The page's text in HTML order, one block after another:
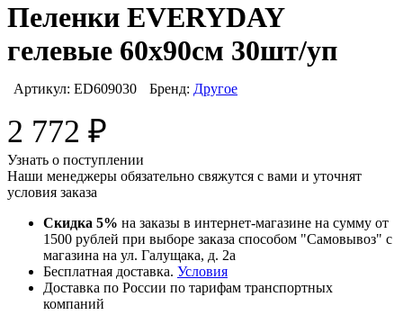
Пеленки EVERYDAY
гелевые 60х90см 30шт/уп
Артикул: ED609030 Бренд: Другое
2 772 ₽
Узнать о поступлении
Наши менеджеры обязательно свяжутся с вами и уточнят
условия заказа
Скидка 5% на заказы в интернет-магазине на сумму от
1500 рублей при выборе заказа способом "Самовывоз" с
магазина на ул. Галущака, д. 2а
Бесплатная доставка. Условия
Доставка по России по тарифам транспортных
компаний